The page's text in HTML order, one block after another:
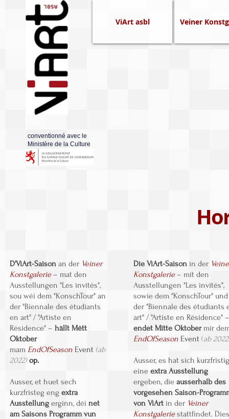
ViArt asbl Veiner
conventionné avec le
Ministère de la Culture
D'ViArt-Saison an der Veiner
Konstgalerie – mat den
Ausstellungen "Les invités",
sou wéi dem "KonschTour" an
der "Biennale des étudiants
en art" / "Artiste en
Résidence" – hällt Mëtt
Oktober
mam EndOfSeason Event (ab
2022)op.
Ausser, et huet sech
kurzfristeg eng extra
Ausstellung erginn, déi net
am Saisons Programm vun
Die ViArt-Saison in der
Konstgalerie – mit den
Ausstellungen "Les invités",
sowie dem "KonschTour" und
der "Biennale des étudiants
art" / "Artiste en Résidence" –
endet Mitte Oktobermir
EndOfSeason Event (ab
Ausser, es hat sich kurzfristig
eine extra Ausstellung
ergeben, die ausserhalb des
vorgesehen Saison-
von ViArt in der Veiner
Konstgaleriestattfindet.